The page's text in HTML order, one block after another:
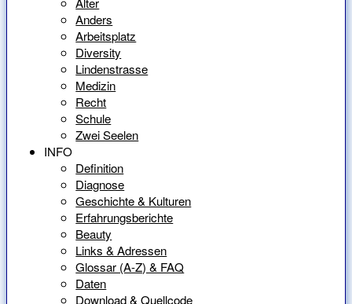
Anders
Arbeitsplatz
Diversity
Lindenstrasse
Medizin
Recht
Schule
Zwei Seelen
INFO
Definition
Diagnose
Geschichte & Kulturen
Erfahrungsberichte
Beauty
Links & Adressen
Glossar (A-Z) & FAQ
Daten
Download & Quellcode